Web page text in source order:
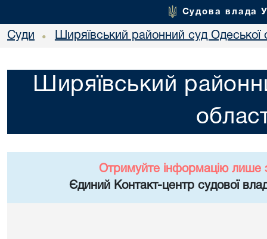
Судова влада
Суди • Ширяївський районний суд Одеської
Ширяївський
Отримуйте інформацію лише
Єдиний Контакт-центр судової